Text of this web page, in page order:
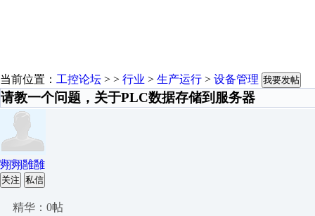
当前位置： 工控论坛 > > 行业 > 生产运行 > 设备管理 我要发帖
请教一个问题，关于PLC数据存储到服务器
翙翙雝雝
关注 私信
精华：0帖